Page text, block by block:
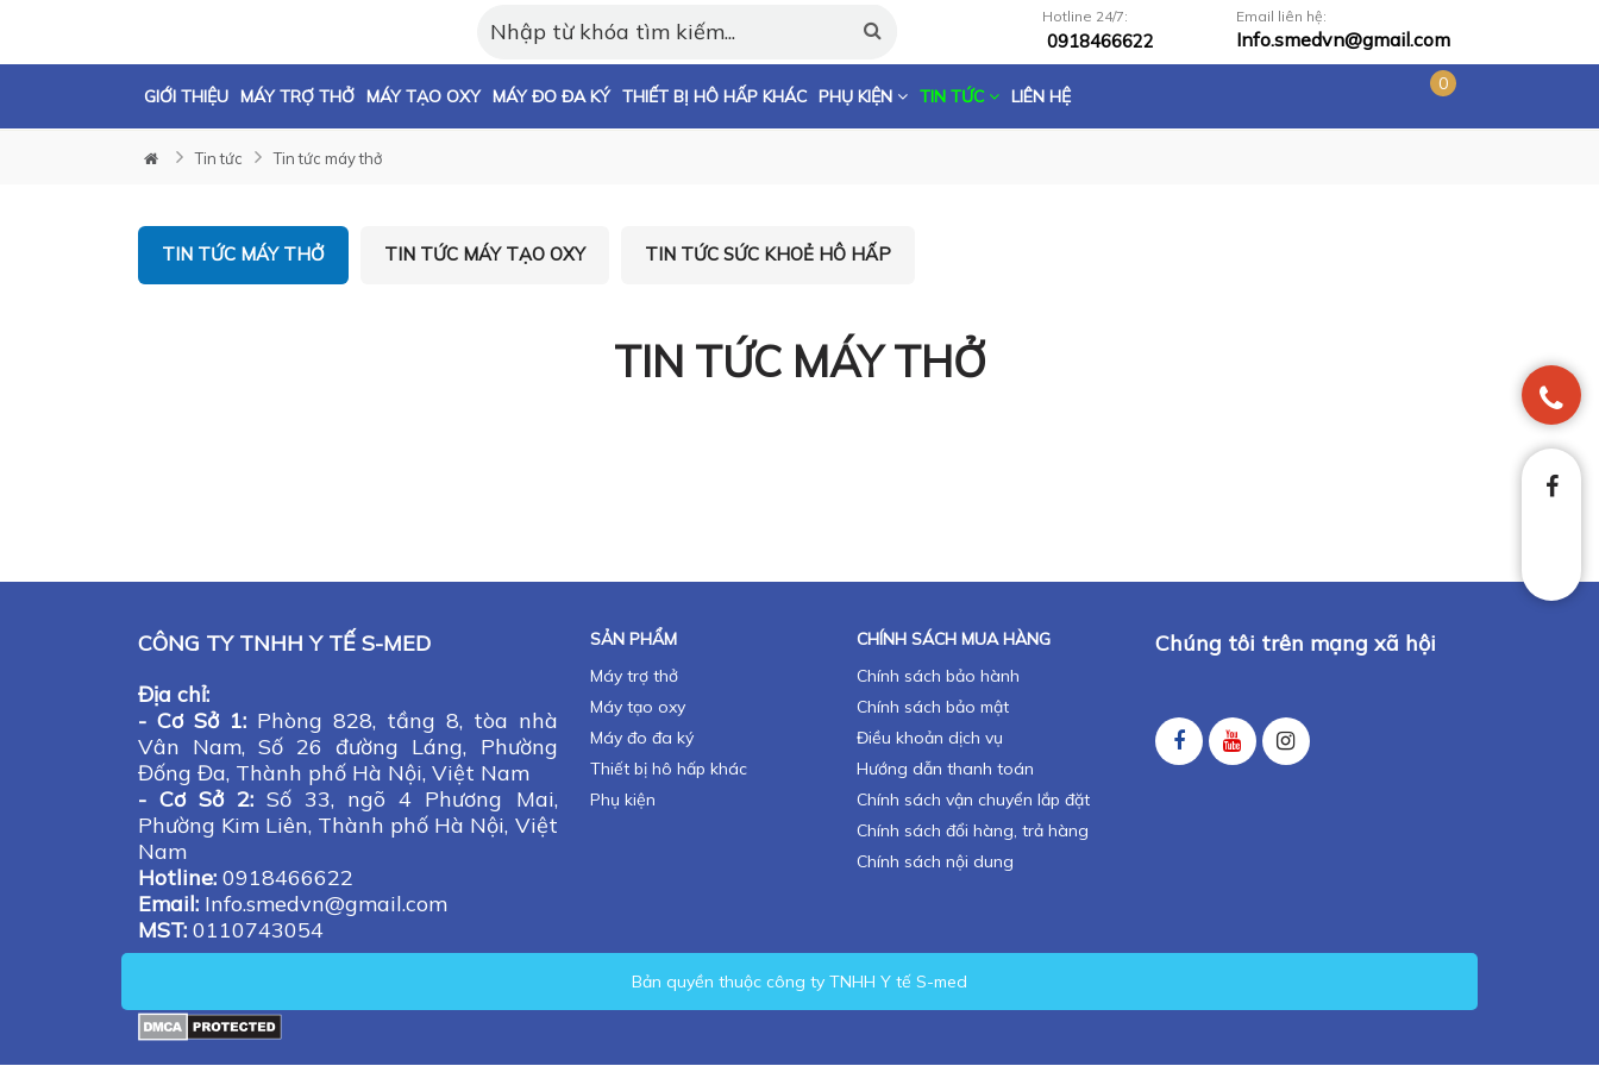
Email liên hệ:
Info.smedvn@gmail.com
Hotline 24/7:
0918466622
GIỚI THIỆU MÁY TRỢ THỞ MÁY TẠO OXY MÁY ĐO ĐA KÝ THIẾT BỊ HÔ HẤP KHÁC PHỤ KIỆN TIN TỨC LIÊN HỆ
0
Tin tức Tin tức máy thở
TIN TỨC MÁY THỞ TIN TỨC MÁY TẠO OXY TIN TỨC SỨC KHOẺ HÔ HẤP
TIN TỨC MÁY THỞ
CÔNG TY TNHH Y TẾ S-MED
Địa chỉ:
- Cơ Sở 1: Phòng 828, tầng 8, tòa nhà
Vân Nam, Số 26 đường Láng, Phường
Đống Đa, Thành phố Hà Nội, Việt Nam
- Cơ Sở 2:Số 33, ngõ 4 Phương Mai,
Phường Kim Liên, Thành phố Hà Nội, Việt
Nam
Hotline: 0918466622
Email:Info.smedvn@gmail.com
MST:0110743054
SẢN PHẨM
Máy trợ thở
Máy tạo oxy
Máy đo đa ký
Thiết bị hô hấp khác
Phụ kiện
CHÍNH SÁCH MUA HÀNG
Chính sách bảo hành
Chính sách bảo mật
Điều khoản dịch vụ
Hướng dẫn thanh toán
Chính sách vận chuyển lắp đặt
Chính sách đổi hàng, trả hàng
Chính sách nội dung
Chúng tôi trên mạng xã hội
Bản quyền thuộc công ty TNHH Y tế S-med